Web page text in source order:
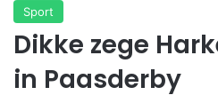
Sport
Dikke zege
in Paasderby